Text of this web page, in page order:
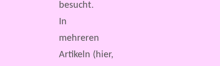
besucht.
In
mehreren
Artikeln (hier,